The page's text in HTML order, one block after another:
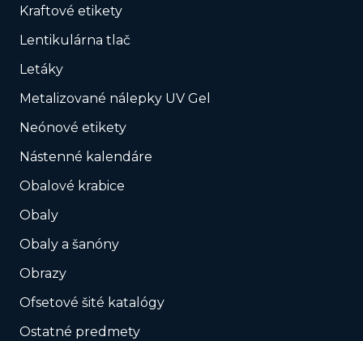
Kraftové etikety
Lentikulárna tlač
Letáky
Metalizované nálepky UV Gel
Neónové etikety
Nástenné kalendáre
Obalové krabice
Obaly
Obaly a šanóny
Obrazy
Ofsetové šité katalógy
Ostatné predmety